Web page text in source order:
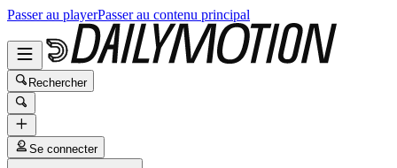
Passer au playerPasser au contenu principal
Rechercher
Se connecter